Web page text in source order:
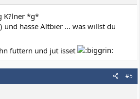
K?lner *g*
und hasse Altbier ... was willst du
futtern und jut isset
#5